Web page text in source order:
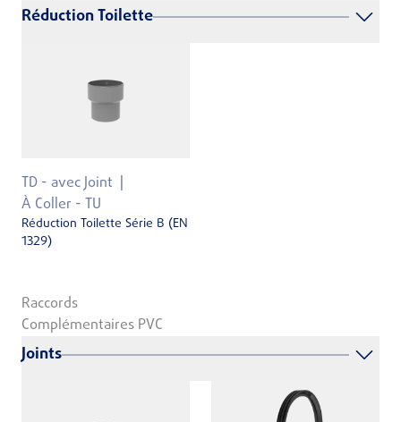
Réduction Toilette
TD - avec Joint
À Coller - TU
Réduction Toilette Série B (EN
1329)
Raccords
Complémentaires PVC
Joints